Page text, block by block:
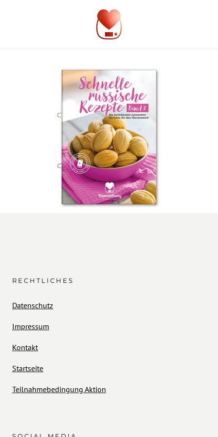
RECHTLICHES
Datenschutz
Impressum
Kontakt
Startseite
Teilnahmebedingung Aktion